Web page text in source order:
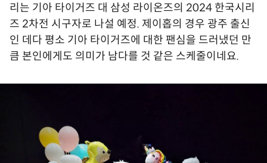
리는 기아 타이거즈 대 삼성 라이온즈의 2024 한국시리
즈 2차전 시구자로 나설 예정. 제이홉의 경우 광주 출신
인 데다 평소 기아 타이거즈에 대한 팬심을 드러냈던 만
큼 본인에게도 의미가 남다를 것 같은 스케줄이네요.